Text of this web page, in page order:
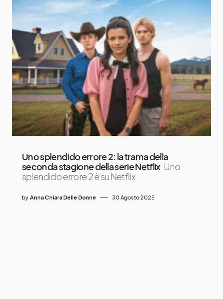
Uno splendido errore 2: la trama della
seconda stagione della serie Netflix Uno
splendido errore 2 è su Netflix
by Anna Chiara Delle Donne 30 Agosto 2025